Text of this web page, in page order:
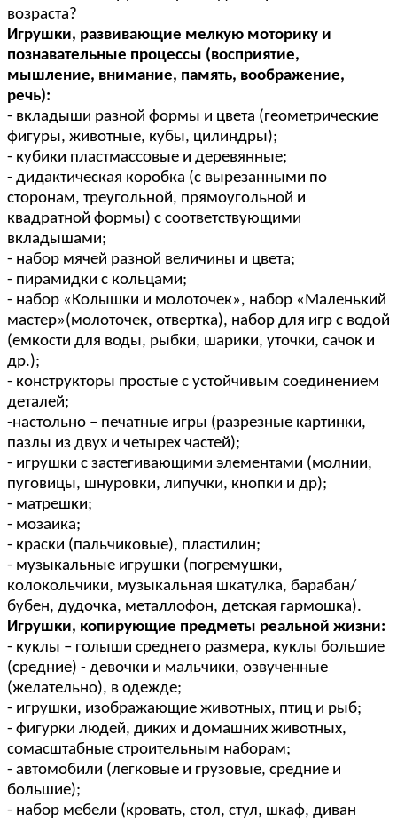
возраста?
Игрушки, развивающие мелкую моторику и
познавательные процессы (восприятие,
мышление, внимание, память, воображение,
речь):
- вкладыши разной формы и цвета (геометрические
фигуры, животные, кубы, цилиндры);
- кубики пластмассовые и деревянные;
- дидактическая коробка (с вырезанными по
сторонам, треугольной, прямоугольной и
квадратной формы) с соответствующими
вкладышами;
- набор мячей разной величины и цвета;
- пирамидки с кольцами;
- набор «Колышки и молоточек», набор «Маленький
мастер»(молоточек, отвертка), набор для игр с водой
(емкости для воды, рыбки, шарики, уточки, сачок и
др.);
- конструкторы простые с устойчивым соединением
деталей;
-настольно – печатные игры (разрезные картинки,
пазлы из двух и четырех частей);
- игрушки с застегивающими элементами (молнии,
пуговицы, шнуровки, липучки, кнопки и др);
- матрешки;
- мозаика;
- краски (пальчиковые), пластилин;
- музыкальные игрушки (погремушки,
колокольчики, музыкальная шкатулка, барабан/
бубен, дудочка, металлофон, детская гармошка).
Игрушки, копирующие предметы реальной жизни:
- куклы – голыши среднего размера, куклы большие
(средние) - девочки и мальчики, озвученные
(желательно), в одежде;
- игрушки, изображающие животных, птиц и рыб;
- фигурки людей, диких и домашних животных,
сомасштабные строительным наборам;
- автомобили (легковые и грузовые, средние и
большие);
- набор мебели (кровать, стол, стул, шкаф, диван